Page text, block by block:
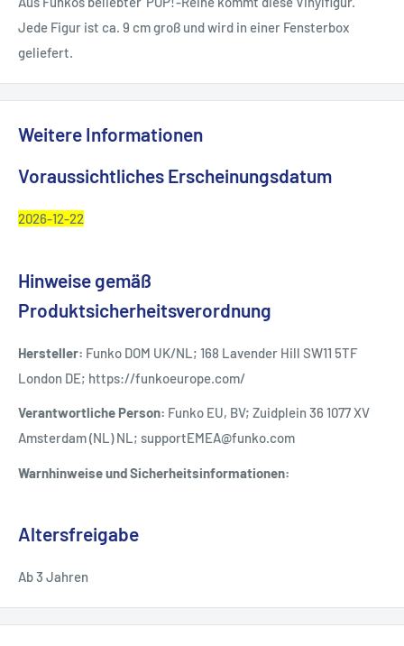
Jede Figur ist ca. 9 cm groß und wird in einer Fensterbox
geliefert.
Weitere Informationen
Voraussichtliches Erscheinungsdatum
2026-12-22
Hinweise gemäß
Produktsicherheitsverordnung
Hersteller: Funko DOM UK/NL; 168 Lavender Hill SW11 5TF
London DE; https://funkoeurope.com/
Verantwortliche Person: Funko EU, BV; Zuidplein 36 1077 XV
Amsterdam (NL) NL; supportEMEA@funko.com
Warnhinweise und Sicherheitsinformationen:
Altersfreigabe
Ab 3 Jahren